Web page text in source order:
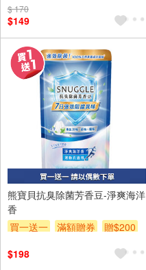
$ 170
$149
熊寶貝抗臭除菌芳香豆-淨爽海洋
香
買一送一
滿額贈券
贈$200
$198